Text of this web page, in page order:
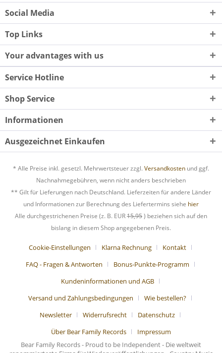
Social Media
Top Links
Your advantages with us
Service Hotline
Shop Service
Informationen
Ausgezeichnet Einkaufen
* Alle Preise inkl. gesetzl. Mehrwertsteuer zzgl. Versandkosten und ggf.
Nachnahmegebühren, wenn nicht anders beschrieben
** Gilt für Lieferungen nach Deutschland. Lieferzeiten für andere Länder
und Informationen zur Berechnung des Liefertermins siehe hier
Alle durchgestrichenen Preise (z. B. EUR15,95) beziehen sich auf den
bislang in diesem Shop angegebenen Preis.
Cookie-Einstellungen Klarna Rechnung
Kontakt
FAQ - Fragen & Antworten
Bonus-Punkte-Programm
Kundeninformationen und AGB
Versand und Zahlungsbedingungen
Wie bestellen?
Newsletter
Widerrufsrecht
Datenschutz
Über Bear Family Records
Impressum
Bear Family Records - Proud to be Independent - Die weltweit